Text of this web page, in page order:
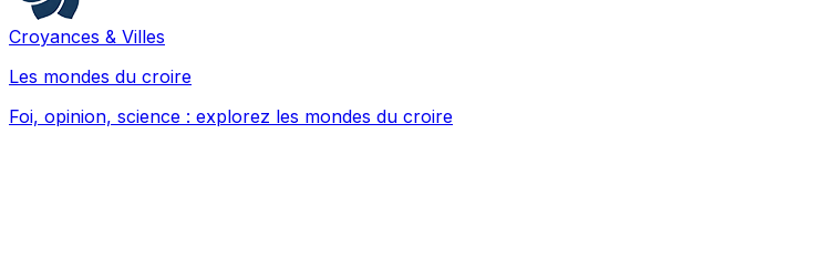
Croyances & Villes
Les mondes du croire
Foi, opinion, science : explorez les mondes du croire